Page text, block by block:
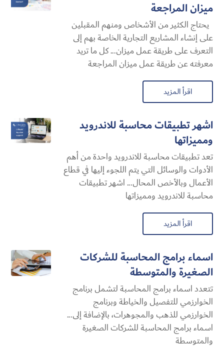
ميزان المراجعة
يحتاج الكثير من الأشخاص ومنهم المقبلين
على إنشاء المشاريع التجارية الخاصة بهم إلى
التعرف على طريقة عمل ميزان... كل ما تريد
معرفته عن طريقة عمل ميزان المراجعة
اقرأ المزيد
اشهر تطبيقات محاسبة للاندرويد
ومميزاتها
تعد تطبيقات محاسبة للاندرويد واحدة من أهم
الأدوات والوسائل التي يتم اللجوء إليها في قطاع
الأعمال وبالأخص المحال... اشهر تطبيقات
محاسبة للاندرويد ومميزاتها
اقرأ المزيد
اسماء برامج المحاسبة للشركات
الصغيرة والمتوسطة
تتعدد اسماء برامج المحاسبة لتشمل برنامج
الخوارزمي للتفصيل والخياطة وبرنامج
الخوارزمي للذهب والمجوهرات، بالإضافة إلى...
اسماء برامج المحاسبة للشركات الصغيرة
والمتوسطة